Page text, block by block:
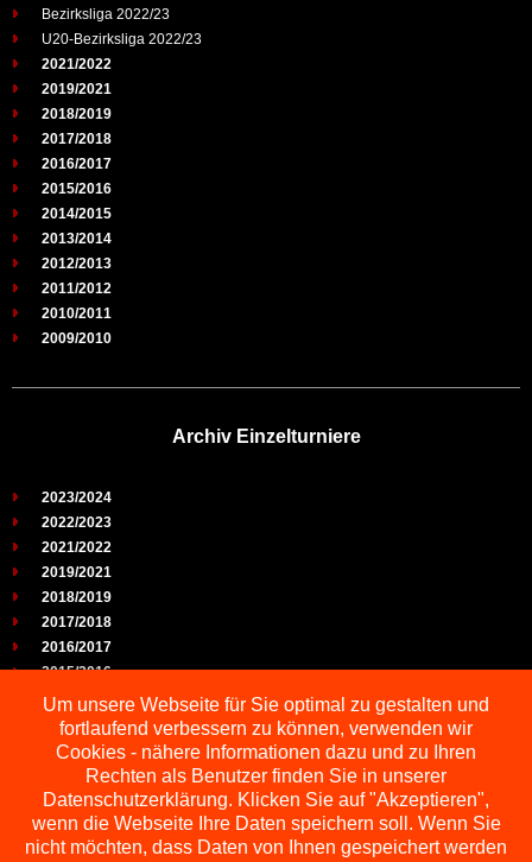
Bezirksliga 2022/23
U20-Bezirksliga 2022/23
2021/2022
2019/2021
2018/2019
2017/2018
2016/2017
2015/2016
2014/2015
2013/2014
2012/2013
2011/2012
2010/2011
2009/2010
Archiv Einzelturniere
2023/2024
2022/2023
2021/2022
2019/2021
2018/2019
2017/2018
2016/2017
2015/2016
2014/2015
2013/2014
2012/2013
2011/2012
2010/2011
2009/2010
Um unsere Webseite für Sie optimal zu gestalten und
fortlaufend verbessern zu können, verwenden wir
Cookies - nähere Informationen dazu und zu Ihren
Rechten als Benutzer finden Sie in unserer
Datenschutzerklärung. Klicken Sie auf "Akzeptieren",
wenn die Webseite Ihre Daten speichern soll. Wenn Sie
nicht möchten, dass Daten von Ihnen gespeichert werden